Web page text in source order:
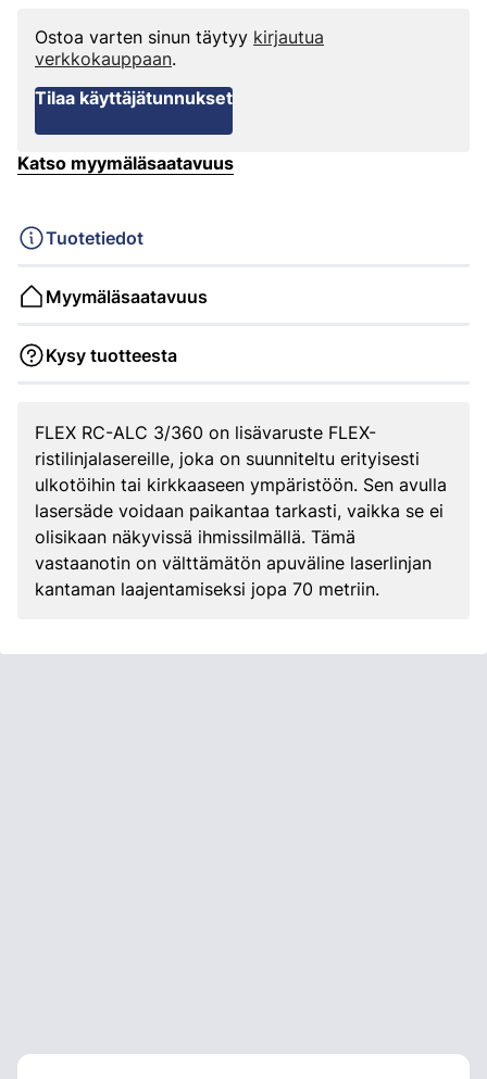
Ostoa varten sinun täytyy kirjautua
verkkokauppaan.
Tilaa käyttäjätunnukset
Katso myymäläsaatavuus
Tuotetiedot
Myymäläsaatavuus
Kysy tuotteesta
FLEX RC-ALC 3/360 on lisävaruste FLEX-
ristilinjalasereille, joka on suunniteltu erityisesti
ulkotöihin tai kirkkaaseen ympäristöön. Sen avulla
lasersäde voidaan paikantaa tarkasti, vaikka se ei
olisikaan näkyvissä ihmissilmällä. Tämä
vastaanotin on välttämätön apuväline laserlinjan
kantaman laajentamiseksi jopa 70 metriin.